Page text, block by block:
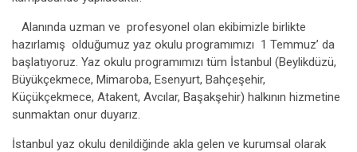
Alanında uzman ve profesyonel olan ekibimizle birlikte
hazırlamış olduğumuz yaz okulu programımızı 1 Temmuz’ da
başlatıyoruz. Yaz okulu programımızı tüm İstanbul (Beylikdüzü,
Büyükçekmece, Mimaroba, Esenyurt, Bahçeşehir,
Küçükçekmece, Atakent, Avcılar, Başakşehir) halkının hizmetine
sunmaktan onur duyarız.
İstanbul yaz okulu denildiğinde akla gelen ve kurumsal olarak